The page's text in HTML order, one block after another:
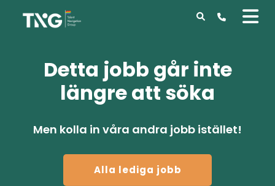
Detta jobb går inte
längre att söka
Men kolla in våra andra jobb istället!
Alla lediga jobb